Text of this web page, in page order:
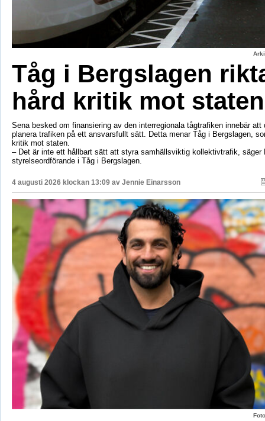
Tåg i Bergslagen
hård kritik mot staten
Sena besked om finansiering av den interregionala tågtrafiken innebär att
planera trafiken på ett ansvarsfullt sätt. Detta menar Tåg i Bergslagen,
kritik mot staten.
– Det är inte ett hållbart sätt att styra samhällsviktig kollektivtrafik, säger
styrelseordförande i Tåg i Bergslagen.
4 augusti 2026 klockan 13:09 av Jennie Einarsson